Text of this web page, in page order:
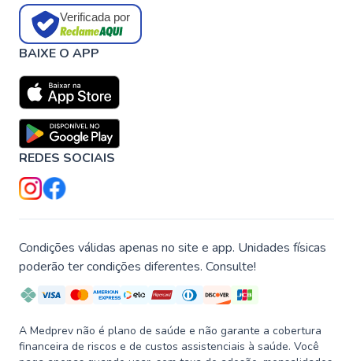
Verificada por
BAIXE O APP
REDES SOCIAIS
Condições válidas apenas no site e app. Unidades físicas
poderão ter condições diferentes. Consulte!
A Medprev não é plano de saúde e não garante a cobertura
financeira de riscos e de custos assistenciais à saúde. Você